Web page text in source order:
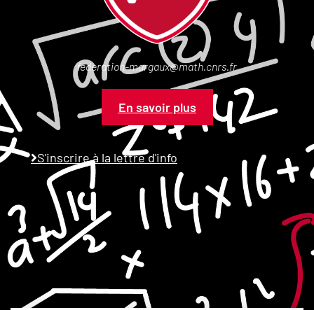
federation-margaux@math.cnrs.fr
En savoir plus
S'inscrire à la lettre d'info